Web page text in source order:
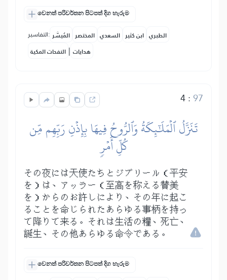
වෙනත් පරිවර්තන පිටපත් දිග හැරුම
التفاسير: المُيسَّر المختصر السعدي ابن كثير الطبري
النفحات المكية | هدايات
4:97
تَنَزَّلُ ٱلۡمَلَٰٓئِكَةُ وَٱلرُّوحُ فِيهَا بِإِذۡنِ رَبِّهِم مِّن
كُلِّ أَمۡرٖ
その夜には天使たちとジブリール（平安
を）は、アッラー（至高を称える賛美
を）からのお許しにより、その年に起こ
ることを命じられたあらゆる事柄を持っ
て降りて来る。それは生活の糧、死亡、
誕生、その他あらゆる命令である。
වෙනත් පරිවර්තන පිටපත් දිග හැරුම